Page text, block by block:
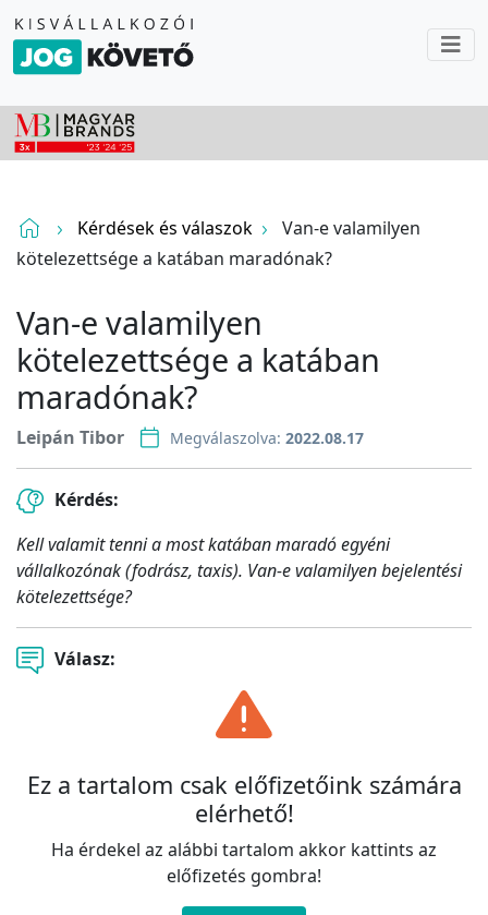
Kérdések és válaszok
Van-e valamilyen
kötelezettsége a katában maradónak?
Van-e valamilyen
kötelezettsége a katában
maradónak?
Leipán Tibor Megválaszolva: 2022.08.17
Kérdés:
Kell valamit tenni a most katában maradó egyéni
vállalkozónak (fodrász, taxis). Van-e valamilyen bejelentési
kötelezettsége?
Válasz:
Ez a tartalom csak előfizetőink számára
elérhető!
Ha érdekel az alábbi tartalom akkor kattints az
előfizetés gombra!